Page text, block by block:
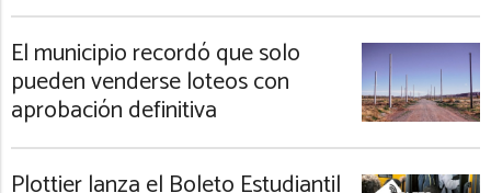
El municipio recordó que solo
pueden venderse loteos con
aprobación definitiva